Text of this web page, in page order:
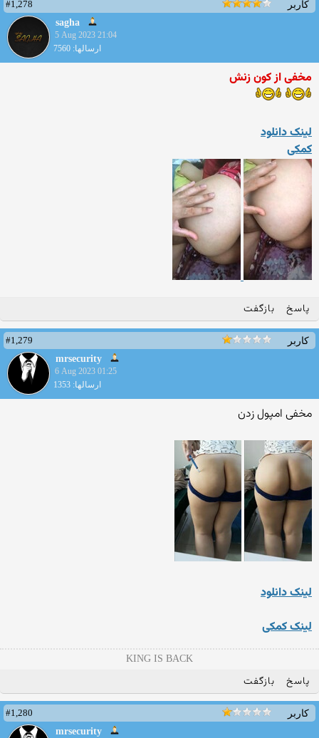
کاربر
#1,278
sagha
5 Aug 2023 21:04
ارسالها: 7560
مخفی از کون زنش
لینک دانلود
کمکی
پاسخ بازگفت
کاربر
#1,279
mrsecurity
6 Aug 2023 01:25
ارسالها: 1353
مخفی امپول زدن
لینک دانلود
لینک کمکی
KING IS BACK
پاسخ بازگفت
کاربر
#1,280
mrsecurity